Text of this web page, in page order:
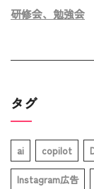
研修会、勉強会
タグ
ai copilot
Instagram広告